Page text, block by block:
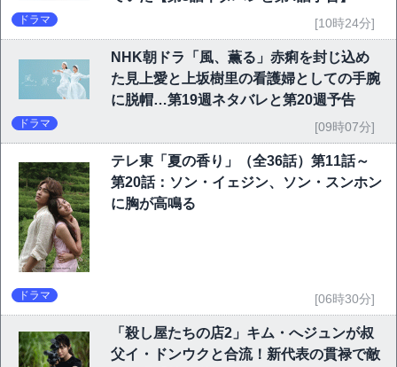
ドラマ [10時24分]
NHK朝ドラ「風、薫る」赤痢を封じ込め
た見上愛と上坂樹里の看護婦としての手腕
に脱帽…第19週ネタバレと第20週予告
ドラマ [09時07分]
テレ東「夏の香り」（全36話）第11話～
第20話：ソン・イェジン、ソン・スンホン
に胸が高鳴る
ドラマ [06時30分]
「殺し屋たちの店2」キム・へジュンが叔
父イ・ドンウクと合流！新代表の貫禄で敵